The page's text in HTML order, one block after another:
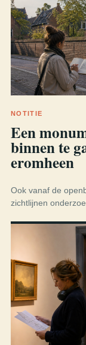
NOTITIE
Een
binnen te
eromheen
Ook vanaf de
zichtlijnen